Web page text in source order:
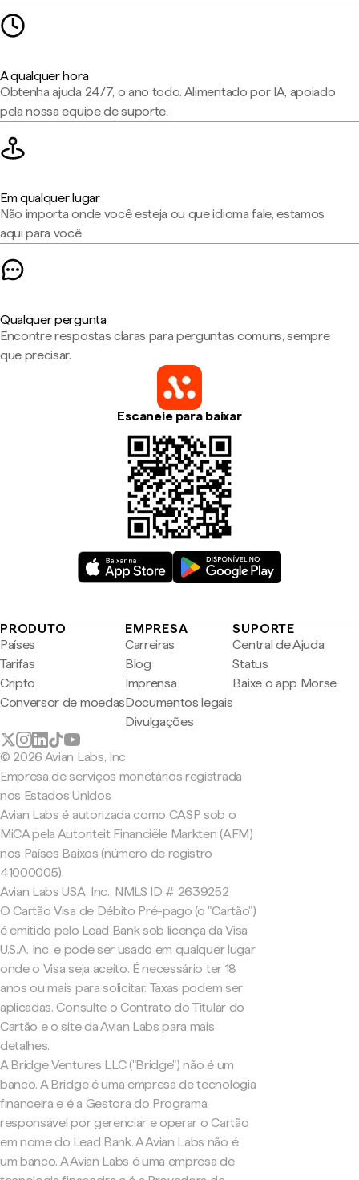
A qualquer hora
Obtenha ajuda 24/7, o ano todo. Alimentado por IA, apoiado
pela nossa equipe de suporte.
Em qualquer lugar
Não importa onde você esteja ou que idioma fale, estamos
aqui para você.
Qualquer pergunta
Encontre respostas claras para perguntas comuns, sempre
que precisar.
Escaneie para baixar
PRODUTO
Países
Tarifas
Cripto
Conversor de moedas
EMPRESA
Carreiras
Blog
Imprensa
Documentos legais
Divulgações
SUPORTE
Central de Ajuda
Status
Baixe o app Morse
© 2026 Avian Labs, Inc
Empresa de serviços monetários registrada
nos Estados Unidos
Avian Labs é autorizada como CASP sob o
MiCA pela Autoriteit Financiële Markten (AFM)
nos Países Baixos (número de registro
41000005).
Avian Labs USA, Inc., NMLS ID # 2639252
O Cartão Visa de Débito Pré-pago (o "Cartão")
é emitido pelo Lead Bank sob licença da Visa
U.S.A. Inc. e pode ser usado em qualquer lugar
onde o Visa seja aceito. É necessário ter 18
anos ou mais para solicitar. Taxas podem ser
aplicadas. Consulte o Contrato do Titular do
Cartão e o site da Avian Labs para mais
detalhes.
A Bridge Ventures LLC ("Bridge") não é um
banco. A Bridge é uma empresa de tecnologia
financeira e é a Gestora do Programa
responsável por gerenciar e operar o Cartão
em nome do Lead Bank. A Avian Labs não é
um banco. A Avian Labs é uma empresa de